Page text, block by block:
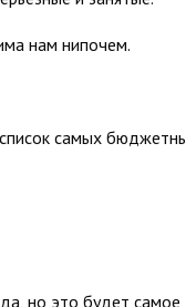
нам нипочем.
самых
но это будет